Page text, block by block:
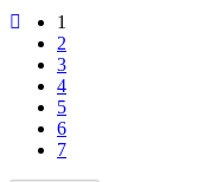
1
2
3
4
5
6
7